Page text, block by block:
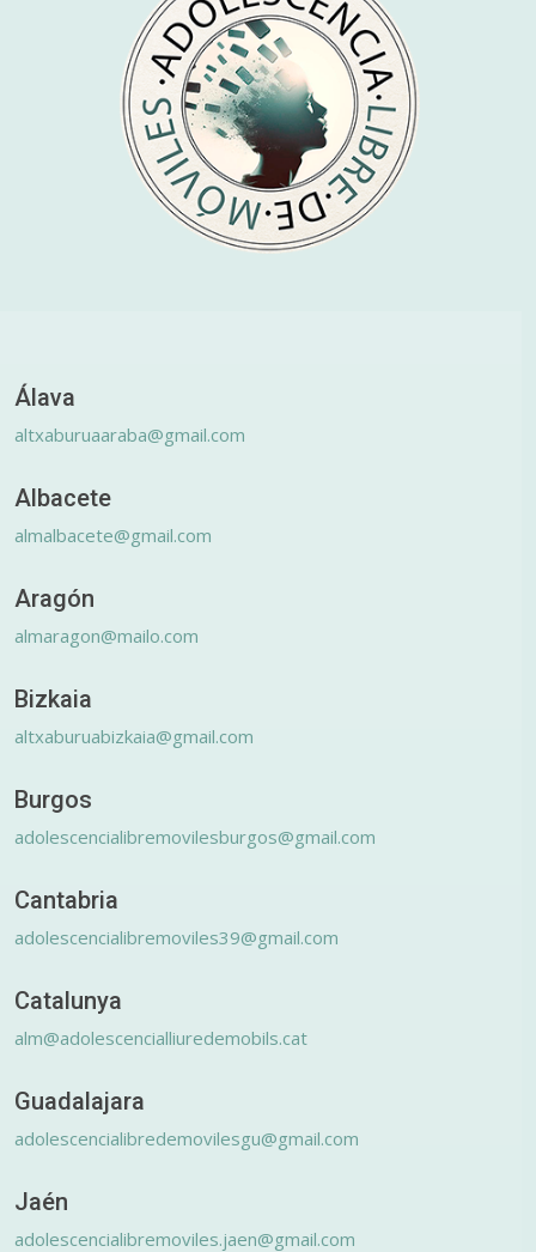
Álava
altxaburuaaraba@gmail.com
Albacete
almalbacete@gmail.com
Aragón
almaragon@mailo.com
Bizkaia
altxaburuabizkaia@gmail.com
Burgos
adolescencialibremovilesburgos@gmail.com
Cantabria
adolescencialibremoviles39@gmail.com
Catalunya
alm@adolescencialliuredemobils.cat
Guadalajara
adolescencialibredemovilesgu@gmail.com
Jaén
adolescencialibremoviles.jaen@gmail.com